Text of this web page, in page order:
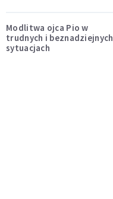
Modlitwa ojca Pio w
trudnych i beznadziejnych
sytuacjach